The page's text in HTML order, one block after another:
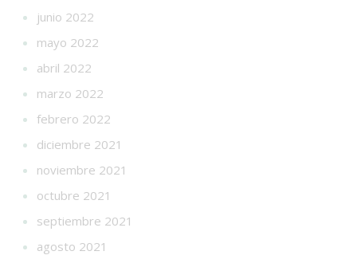
junio 2022
mayo 2022
abril 2022
marzo 2022
febrero 2022
diciembre 2021
noviembre 2021
octubre 2021
septiembre 2021
agosto 2021